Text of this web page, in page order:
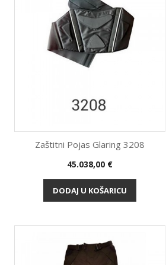
Brzi pregled
Zaštitni Pojas Glaring 3208
Cijena
45.038,00 €
DODAJ U KOŠARICU